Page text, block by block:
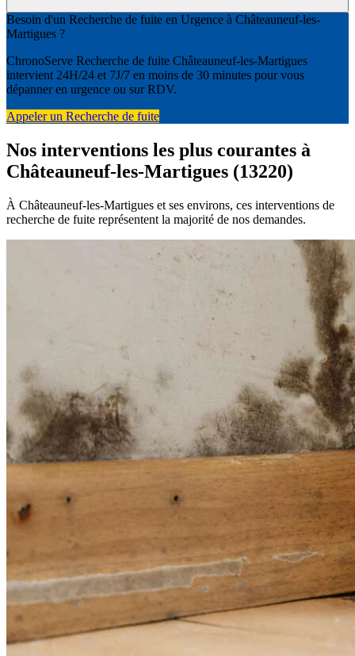
Besoin d'un Recherche de fuite en Urgence à Châteauneuf-les-
Martigues ?
ChronoServe Recherche de fuite Châteauneuf-les-Martigues
intervient 24H/24 et 7J/7 en moins de 30 minutes pour vous
dépanner en urgence ou sur RDV.
Appeler un Recherche de fuite
Nos interventions les plus courantes à
Châteauneuf-les-Martigues (13220)
À Châteauneuf-les-Martigues et ses environs, ces interventions de
recherche de fuite représentent la majorité de nos demandes.